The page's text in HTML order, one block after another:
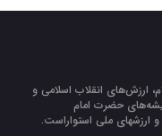
ارزش‌هاي انقلاب اسلامي و
حضرت امام
ارزشهاي ملي استواراست.